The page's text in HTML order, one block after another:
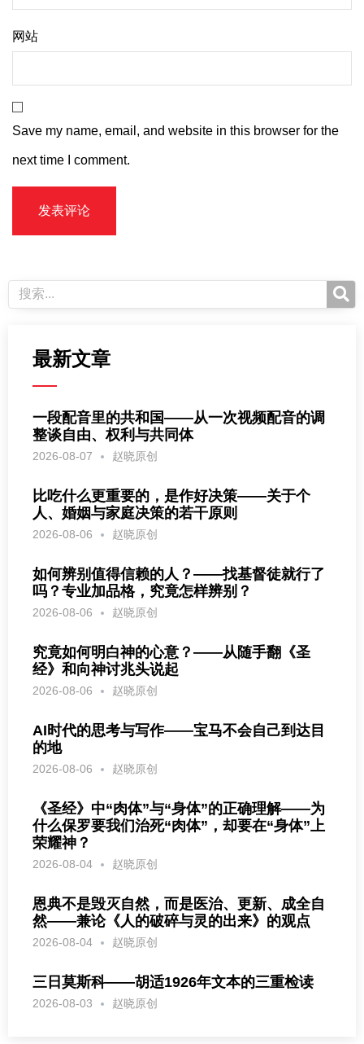
网站
Save my name, email, and website in this browser for the
next time I comment.
最新文章
一段配音里的共和国——从一次视频配音的调
整谈自由、权利与共同体
2026-08-07 赵晓原创
比吃什么更重要的，是作好决策——关于个
人、婚姻与家庭决策的若干原则
2026-08-06 赵晓原创
如何辨别值得信赖的人？——找基督徒就行了
吗？专业加品格，究竟怎样辨别？
2026-08-06 赵晓原创
究竟如何明白神的心意？——从随手翻《圣
经》和向神讨兆头说起
2026-08-06 赵晓原创
AI时代的思考与写作——宝马不会自己到达目
的地
2026-08-06 赵晓原创
《圣经》中“肉体”与“身体”的正确理解——为
什么保罗要我们治死“肉体”，却要在“身体”上
荣耀神？
2026-08-04 赵晓原创
恩典不是毁灭自然，而是医治、更新、成全自
然——兼论《人的破碎与灵的出来》的观点
2026-08-04 赵晓原创
三日莫斯科——胡适1926年文本的三重检读
2026-08-03 赵晓原创